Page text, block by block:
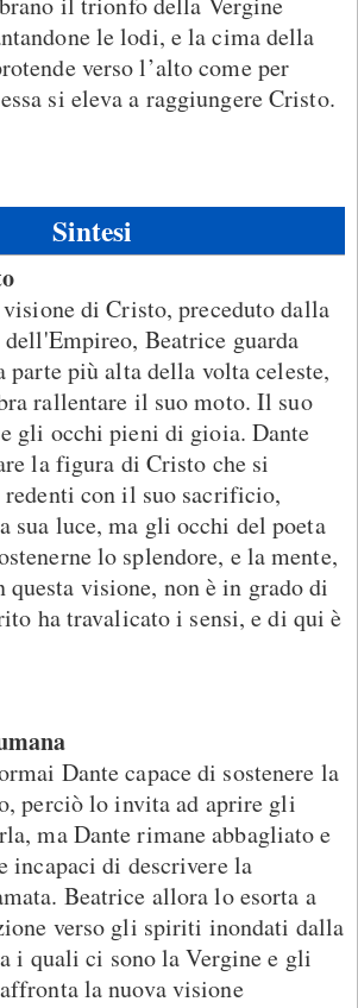
le lodi, e la cima della
verso l’alto come per
si eleva a raggiungere Cristo.
Sintesi
di Cristo, preceduto dalla
Beatrice guarda
parte più alta della volta celeste,
rallentare il suo moto. Il suo
gli occhi pieni di gioia. Dante
la figura di Cristo che si
con il suo sacrificio,
sua luce, ma gli occhi del poeta
lo splendore, e la mente,
visione, non è in grado di
ha travalicato i sensi, e di qui è
Dante capace di sostenere la
perciò lo invita ad aprire gli
ma Dante rimane abbagliato e
incapaci di descrivere la
Beatrice allora lo esorta a
verso gli spiriti inondati dalla
i quali ci sono la Vergine e gli
la nuova visione